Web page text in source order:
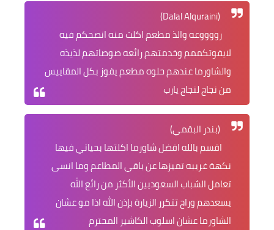
(Dalal Alquraini)
رووووعه والذ مطعم اكلت منه انصحكم فيه
لايفوتكممم وخدمتهم رائعه صوصاتهم لذيذه
والشاورما عندهم حلوه مطعم يفوز بكل المقاييس
من نجاح لنجاح يارب
(بندر البقمي)
اقسم بالله افضل شاورما اكلتها بحياتي فيها
نكهة غريبه تميزها عن باقي المطاعم وما انسى
تعامل الشباب السعوديين الأكثر من رائع الله
يسعدهم وراح تتكرر الزيارة بإذن الله اذا مو عشان
الشاورما عشان اسلوب الكاشير المحترم